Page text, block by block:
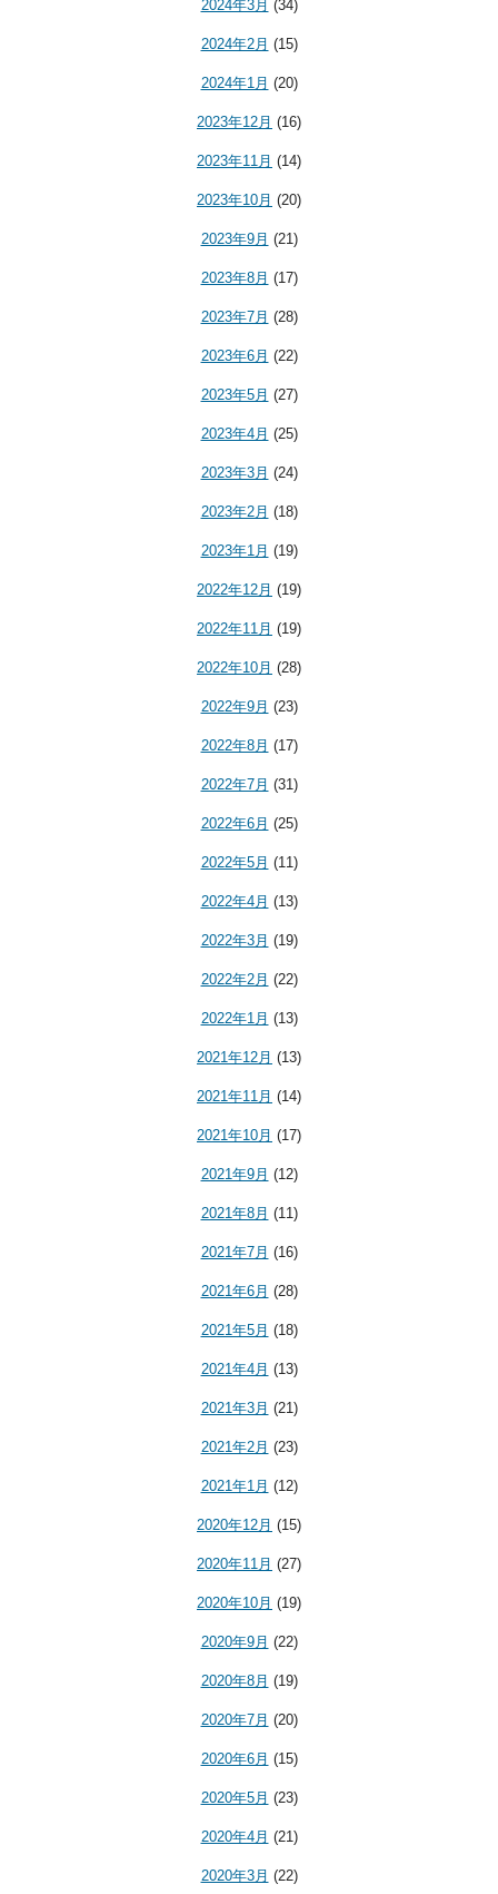
2024年3月 (34)
2024年2月 (15)
2024年1月 (20)
2023年12月 (16)
2023年11月 (14)
2023年10月 (20)
2023年9月 (21)
2023年8月 (17)
2023年7月 (28)
2023年6月 (22)
2023年5月 (27)
2023年4月 (25)
2023年3月 (24)
2023年2月 (18)
2023年1月 (19)
2022年12月 (19)
2022年11月 (19)
2022年10月 (28)
2022年9月 (23)
2022年8月 (17)
2022年7月 (31)
2022年6月 (25)
2022年5月 (11)
2022年4月 (13)
2022年3月 (19)
2022年2月 (22)
2022年1月 (13)
2021年12月 (13)
2021年11月 (14)
2021年10月 (17)
2021年9月 (12)
2021年8月 (11)
2021年7月 (16)
2021年6月 (28)
2021年5月 (18)
2021年4月 (13)
2021年3月 (21)
2021年2月 (23)
2021年1月 (12)
2020年12月 (15)
2020年11月 (27)
2020年10月 (19)
2020年9月 (22)
2020年8月 (19)
2020年7月 (20)
2020年6月 (15)
2020年5月 (23)
2020年4月 (21)
2020年3月 (22)